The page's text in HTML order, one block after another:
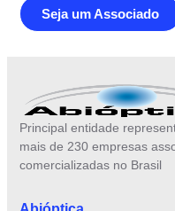
Seja um Associado
Principal entidade
mais de 230 empresas
comercializadas no Brasil